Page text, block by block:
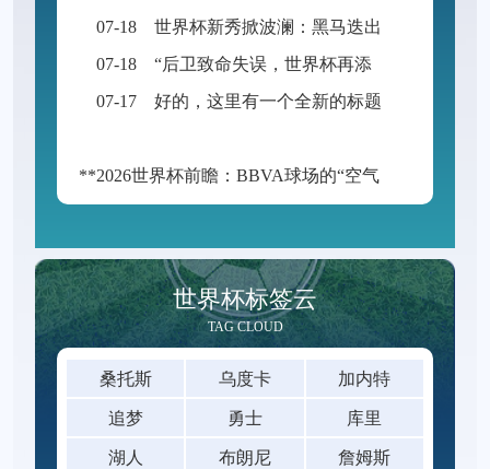
07-18
世界杯新秀掀波澜：黑马迭出挑战传统强权
07-18
“后卫致命失误，世界杯再添荒诞瞬间”
07-17
好的，这里有一个全新的标题供您参考：
**2026世界杯前瞻：BBVA球场的“空气动力学”——538米海拔如何改写足球的抛物线**
世界杯标签云
TAG CLOUD
桑托斯 乌度卡 加内特
追梦 勇士 库里
湖人 布朗尼 詹姆斯